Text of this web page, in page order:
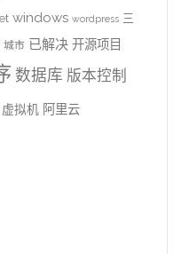
windows wordpress 三
城市 已解决 开源项目
数据库 版本控制
虚拟机 阿里云